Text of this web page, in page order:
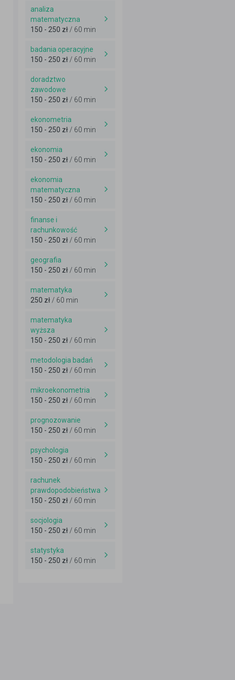
analiza
matematyczna
150 - 250 zł / 60 min
badania operacyjne
150 - 250 zł / 60 min
doradztwo
zawodowe
150 - 250 zł / 60 min
ekonometria
150 - 250 zł / 60 min
ekonomia
150 - 250 zł / 60 min
ekonomia
matematyczna
150 - 250 zł / 60 min
finanse i
rachunkowość
150 - 250 zł / 60 min
geografia
150 - 250 zł / 60 min
matematyka
250 zł / 60 min
matematyka
wyższa
150 - 250 zł / 60 min
metodologia badań
150 - 250 zł / 60 min
mikroekonometria
150 - 250 zł / 60 min
prognozowanie
150 - 250 zł / 60 min
psychologia
150 - 250 zł / 60 min
rachunek
prawdopodobieństwa
150 - 250 zł / 60 min
socjologia
150 - 250 zł / 60 min
statystyka
150 - 250 zł / 60 min